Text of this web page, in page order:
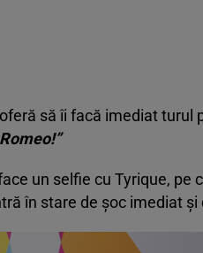
să îi facă imediat turul
un selfie cu Tyrique,
în stare de șoc imediat